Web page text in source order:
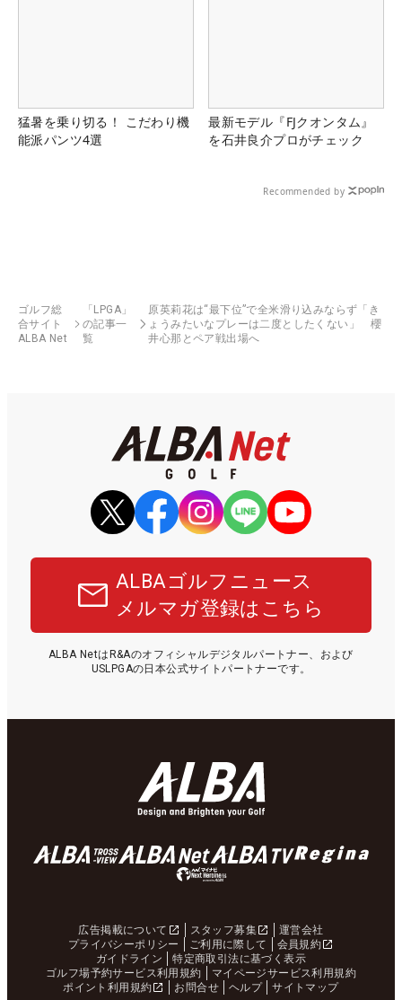
猛暑を乗り切る！ こだわり機
能派パンツ4選
最新モデル『FJクオンタム』
を石井良介プロがチェック
Recommended by
ゴルフ総
合サイト
ALBA Net
「LPGA」
の記事一
覧
原英莉花は“最下位”で全米滑り込みならず「き
ょうみたいなプレーは二度としたくない」 櫻
井心那とペア戦出場へ
ALBAゴルフニュース
メルマガ登録はこちら
ALBA NetはR&Aのオフィシャルデジタルパートナー、および
USLPGAの日本公式サイトパートナーです。
広告掲載について スタッフ募集
運営会社
プライバシーポリシー
ご利用に際して
会員規約
ガイドライン
特定商取引法に基づく表示
ゴルフ場予約サービス利用規約
マイページサービス利用規約
ポイント利用規約
お問合せ ヘルプ サイトマップ